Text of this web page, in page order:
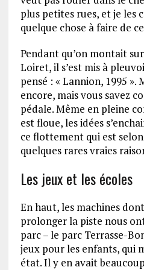
plus petites rues, et je les
quelque chose à faire de
Pendant qu’on montait
Loiret, il s’est mis à
pensé : « Lannion, 1995 ».
encore, mais vous savez
pédale. Même en pleine
est floue, les idées
ce flottement qui est
quelques rares vraies
Les jeux et les écoles
En haut, les machines
prolonger la piste nous
parc – le parc Terrasse-
jeux pour les enfants, qui
état. Il y en avait